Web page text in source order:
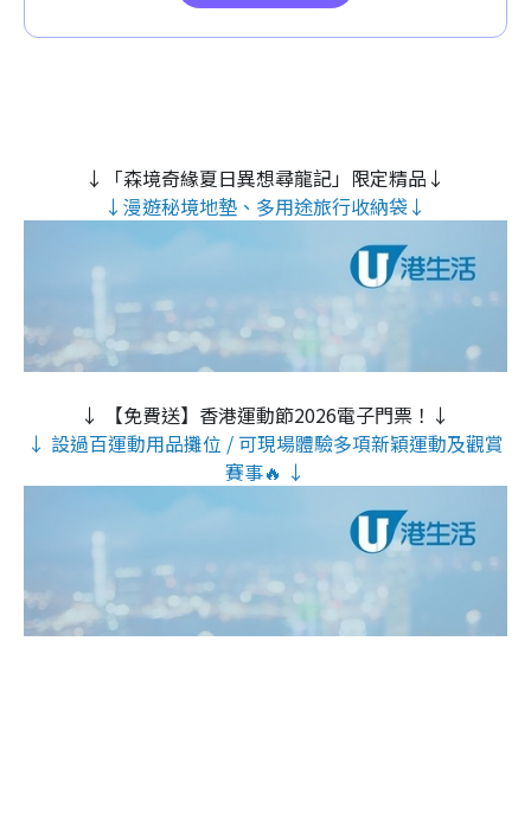
↓「森境奇緣夏日異想尋龍記」限定精品↓
↓漫遊秘境地墊、多用途旅行收納袋↓
↓ 【免費送】香港運動節2026電子門票！↓
↓ 設過百運動用品攤位 / 可現場體驗多項新穎運動及觀賞
賽事🔥 ↓